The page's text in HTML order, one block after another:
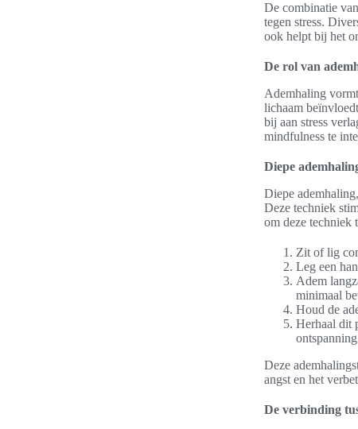
De combinatie
tegen stress.
ook helpt bij het
De rol van
Ademhaling
lichaam
bij aan stress
mindfulness te
Diepe
Diepe
Deze techniek
om deze techniek
Zit of lig
Leg een
Adem
minimaal
Houd de
Herhaal dit
Deze
angst en het
De verbinding